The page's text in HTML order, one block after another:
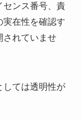
センス番号、責
実在性を確認す
されていませ
しては透明性が